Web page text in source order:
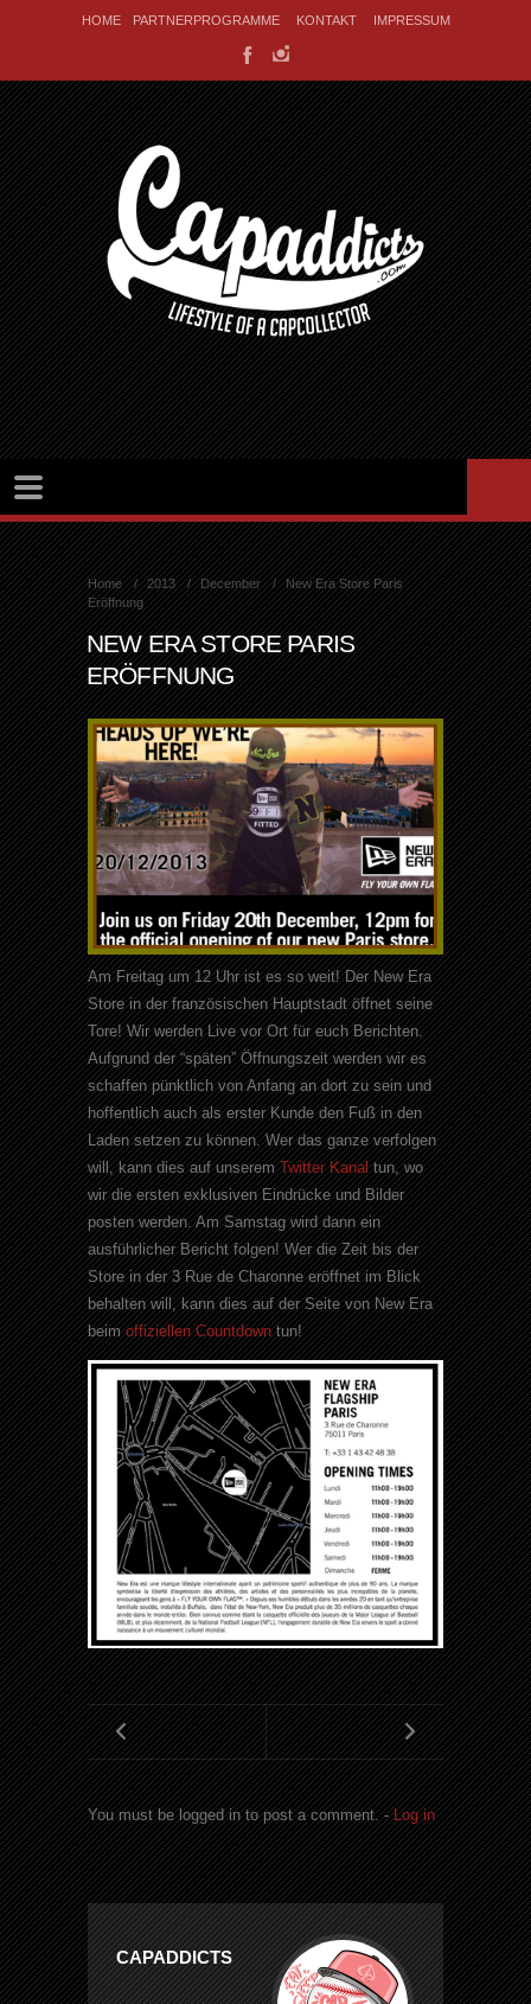
HOME PARTNERPROGRAMME KONTAKT IMPRESSUM
Home 2013 December
New Era Store Paris
Eröffnung
NEW ERA STORE PARIS
ERÖFFNUNG
Am Freitag um 12 Uhr ist es so weit! Der New Era
Store in der französischen Hauptstadt öffnet seine
Tore! Wir werden Live vor Ort für euch Berichten.
Aufgrund der “späten” Öffnungszeit werden wir es
schaffen pünktlich von Anfang an dort zu sein und
hoffentlich auch als erster Kunde den Fuß in den
Laden setzen zu können. Wer das ganze verfolgen
will, kann dies auf unseremTwitter Kanaltun, wo
wir die ersten exklusiven Eindrücke und Bilder
posten werden. Am Samstag wird dann ein
ausführlicher Bericht folgen! Wer die Zeit bis der
Store in der 3 Rue de Charonne eröffnet im Blick
behalten will, kann dies auf der Seite von New Era
beimoffiziellen Countdowntun!
You must be logged in to post a comment. -Log in
CAPADDICTS